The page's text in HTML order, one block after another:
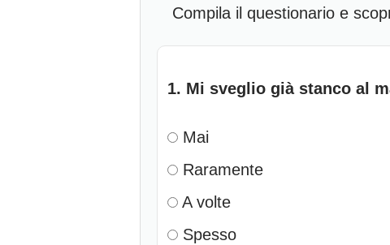
Compila il questionario e
1. Mi sveglio già stanco al
Mai
Raramente
A volte
Spesso